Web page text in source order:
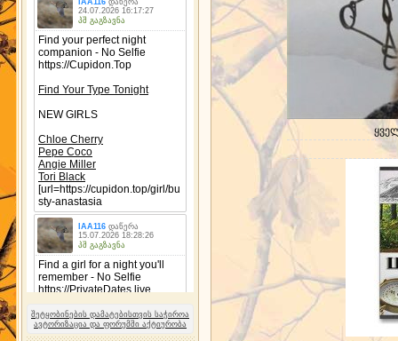
შეტყობინების დამატებისთვის საჭიროა
ავტორიზაცია და ფორუმში აქტიურობა